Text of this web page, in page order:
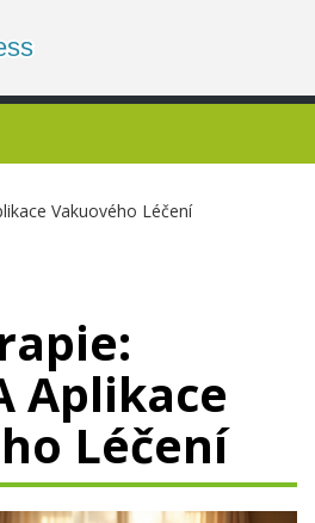
Vakuového Léčení
Aplikace
Léčení